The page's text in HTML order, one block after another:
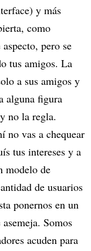
y más
como
pero se
tus amigos. La
a sus amigos y
alguna figura
no la regla.
no vas a chequear
tus intereses y a
modelo de
de usuarios
ponernos en un
Somos
acuden para